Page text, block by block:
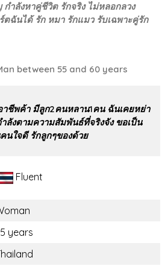
ำลังหาคู่ชีวิต รักจริง ไม่หลอกลวง
ตฉันได้ รัก หมา รักแมว รับเฉพาะคู่รัก
between 55 and 60 years
ชีพค้า มีลูก2คนหลาน1คน ฉันเคยหย่า
ลังตามความสัมพันธ์ที่จริงจัง ขอเป็น
นใจดี รักลูกๆของด้วย
Fluent
years